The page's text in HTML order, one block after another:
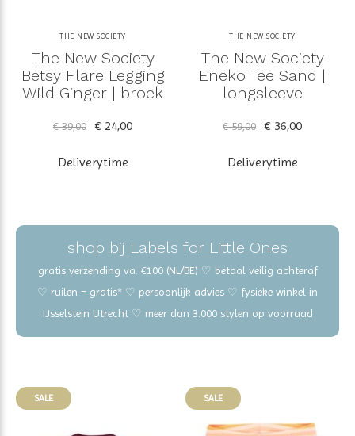
THE NEW SOCIETY
The New Society
Betsy Flare Legging
Wild Ginger | broek
€ 39,00 € 24,00
Deliverytime
THE NEW SOCIETY
The New Society
Eneko Tee Sand |
longsleeve
€ 59,00 € 36,00
Deliverytime
shop bij Labels for Little Ones
gratis verzending va. €100 (NL/BE) ♡ betaal veilig achteraf
♡ ruilen = gratis* ♡ persoonlijk advies ♡ fysieke winkel in
IJsselstein Utrecht ♡ meer dan 3.000 stylen op voorraad
SALE SALE